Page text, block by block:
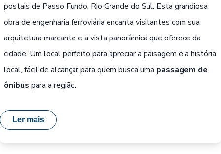
postais de Passo Fundo, Rio Grande do Sul. Esta grandiosa
obra de engenharia ferroviária encanta visitantes com sua
arquitetura marcante e a vista panorâmica que oferece da
cidade. Um local perfeito para apreciar a paisagem e a história
local, fácil de alcançar para quem busca uma passagem de
ônibus para a região.
Ler mais